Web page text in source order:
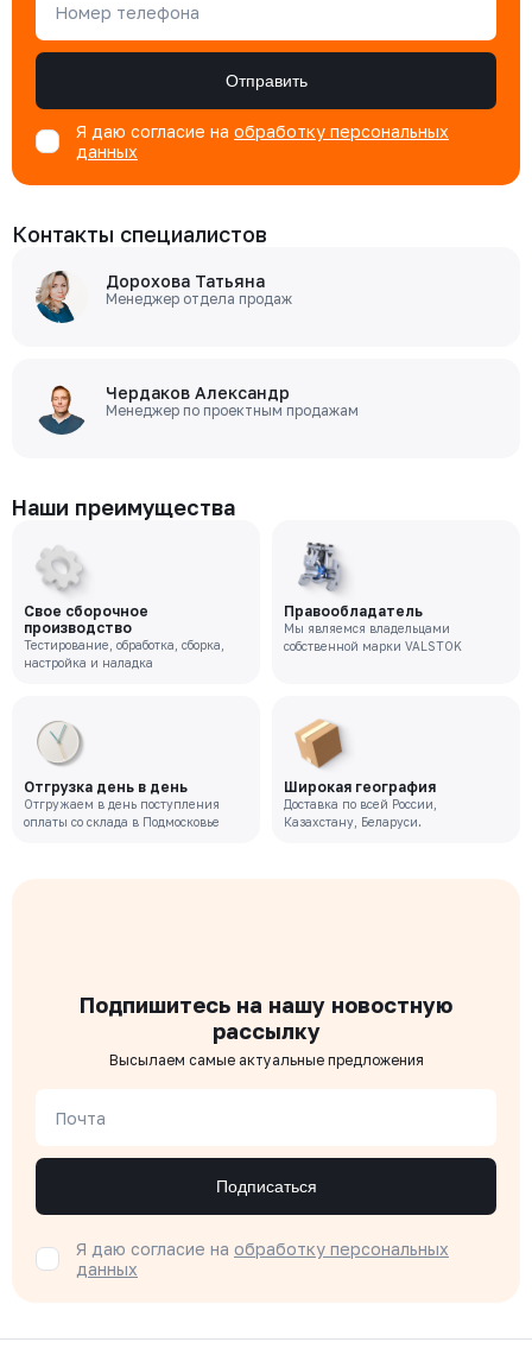
Номер телефона
Отправить
Я даю согласие на обработку персональных
данных
Контакты специалистов
Дорохова Татьяна
Менеджер отдела продаж
Чердаков Александр
Менеджер по проектным продажам
Наши преимущества
Свое сборочное
производство
Тестирование, обработка, сборка,
настройка и наладка
Правообладатель
Мы являемся владельцами
собственной марки VALSTOK
Отгрузка день в день
Отгружаем в день поступления
оплаты со склада в Подмосковье
Широкая география
Доставка по всей России,
Казахстану, Беларуси.
Подпишитесь на нашу новостную
рассылку
Высылаем самые актуальные предложения
Почта
Подписаться
Я даю согласие на обработку персональных
данных